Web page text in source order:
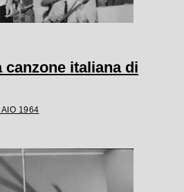
canzone italiana di
1964